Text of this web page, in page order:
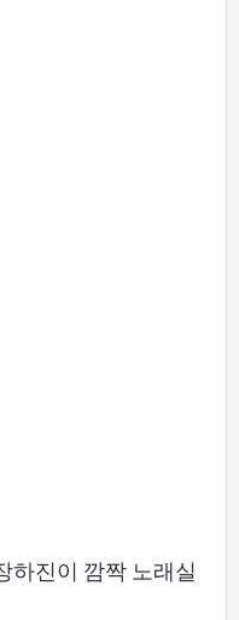
하진이 깜짝 노래실